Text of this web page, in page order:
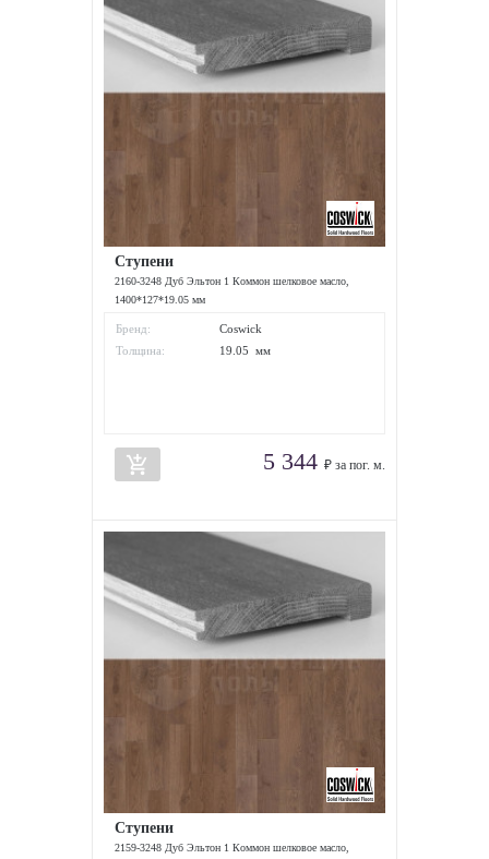
Ступени
2160-3248 Дуб Эльтон 1 Коммон шелковое масло,
1400*127*19.05 мм
Бренд:
Coswick
Толщина:
19.05 мм
add_shopping_cart 5 344 ₽ за пог. м.
Ступени
2159-3248 Дуб Эльтон 1 Коммон шелковое масло,